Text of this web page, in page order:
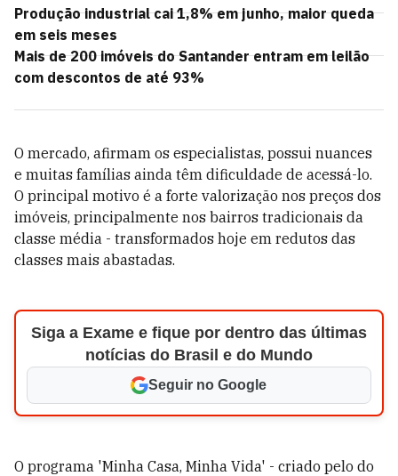
Produção industrial cai 1,8% em junho, maior queda
em seis meses
Mais de 200 imóveis do Santander entram em leilão
com descontos de até 93%
O mercado, afirmam os especialistas, possui nuances
e muitas famílias ainda têm dificuldade de acessá-lo.
O principal motivo é a forte valorização nos preços dos
imóveis, principalmente nos bairros tradicionais da
classe média - transformados hoje em redutos das
classes mais abastadas.
Siga a Exame e fique por dentro das últimas
notícias do Brasil e do Mundo
Seguir no Google
O programa 'Minha Casa, Minha Vida' - criado pelo do